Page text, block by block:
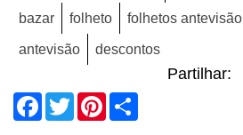
bazar folheto folhetos antevisão
antevisão descontos
Partilhar:
Facebook
TwitterPinterest